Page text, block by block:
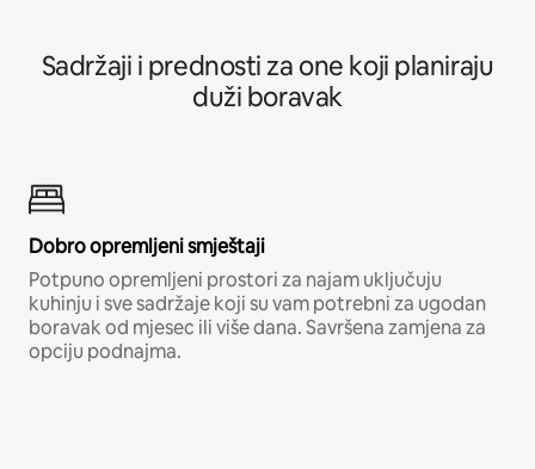
Sadržaji i prednosti za one koji planiraju
duži boravak
Dobro opremljeni smještaji
Potpuno opremljeni prostori za najam uključuju
kuhinju i sve sadržaje koji su vam potrebni za ugodan
boravak od mjesec ili više dana. Savršena zamjena za
opciju podnajma.